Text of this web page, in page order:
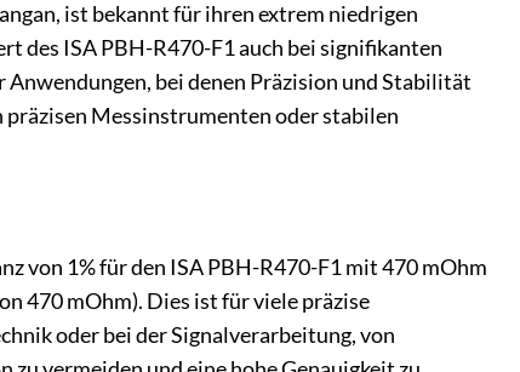
ist bekannt für ihren extrem niedrigen
des ISA PBH-R470-F1 auch bei signifikanten
bei denen Präzision und Stabilität
Messinstrumenten oder stabilen
von 1% für den ISA PBH-R470-F1 mit 470 mOhm
470 mOhm). Dies ist für viele präzise
oder bei der Signalverarbeitung, von